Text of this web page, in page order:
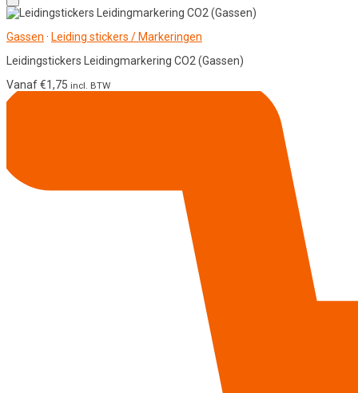
Gassen · Leiding stickers / Markeringen
Leidingstickers Leidingmarkering CO2 (Gassen)
Vanaf€1,75 incl. BTW